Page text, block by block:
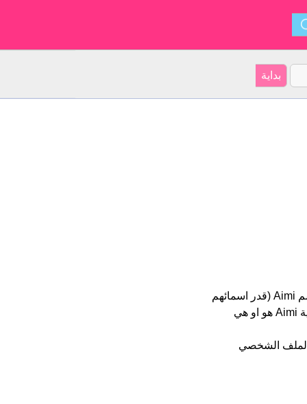
Aimi هو اسم فتاة. أصل الأسم هو اليابانية على موقعنا 74 الأشخاص بأسم Aimi (قدر اسمائهم
ب 5 نجمة من 5 يبدو انهم راضون جدا. فى الخارج هذا أسم جيد تماما كنية Aimi هو او هي
الشخصي